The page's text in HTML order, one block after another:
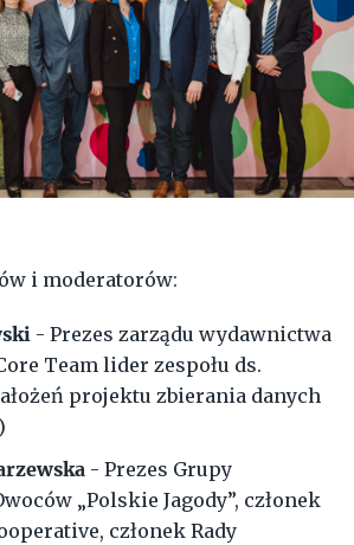
i moderatorów:
- Prezes zarządu wydawnictwa
Team lider zespołu ds.
projektu zbierania danych
- Prezes Grupy
„Polskie Jagody”, członek
członek Rady